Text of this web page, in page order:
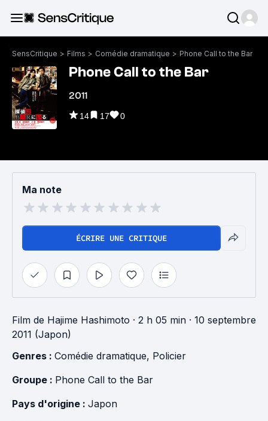
SensCritique > Films > Comédie dramatique > Phone Call to the Bar
Phone Call to the Bar
2011
14 17 0
Ma note
ÉCRIRE UNE CRITIQUE
Film de Hajime Hashimoto · 2 h 05 min · 10 septembre
2011 (Japon)
Genres : Comédie dramatique, Policier
Groupe : Phone Call to the Bar
Pays d'origine : Japon